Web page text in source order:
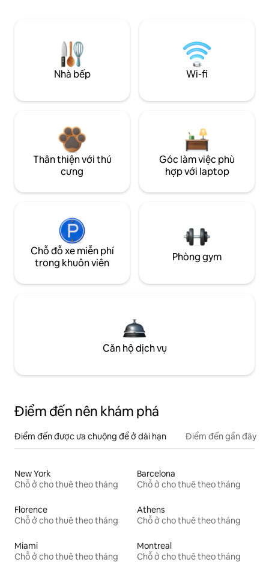
Nhà bếp Wi-fi
Thân thiện với thú
cưng
Góc làm việc phù
hợp với laptop
Chỗ đỗ xe miễn phí
trong khuôn viên
Phòng gym
Căn hộ dịch vụ
Điểm đến nên khám phá
Điểm đến được ưa chuộng để ở dài hạn Điểm đến gần đây
New York
Chỗ ở cho thuê theo tháng
Barcelona
Chỗ ở cho thuê theo tháng
Florence
Chỗ ở cho thuê theo tháng
Athens
Chỗ ở cho thuê theo tháng
Miami
Chỗ ở cho thuê theo tháng
Montreal
Chỗ ở cho thuê theo tháng